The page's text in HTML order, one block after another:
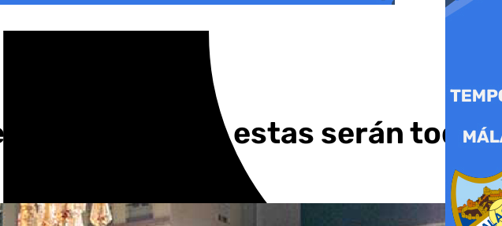
2025: estas serán todas